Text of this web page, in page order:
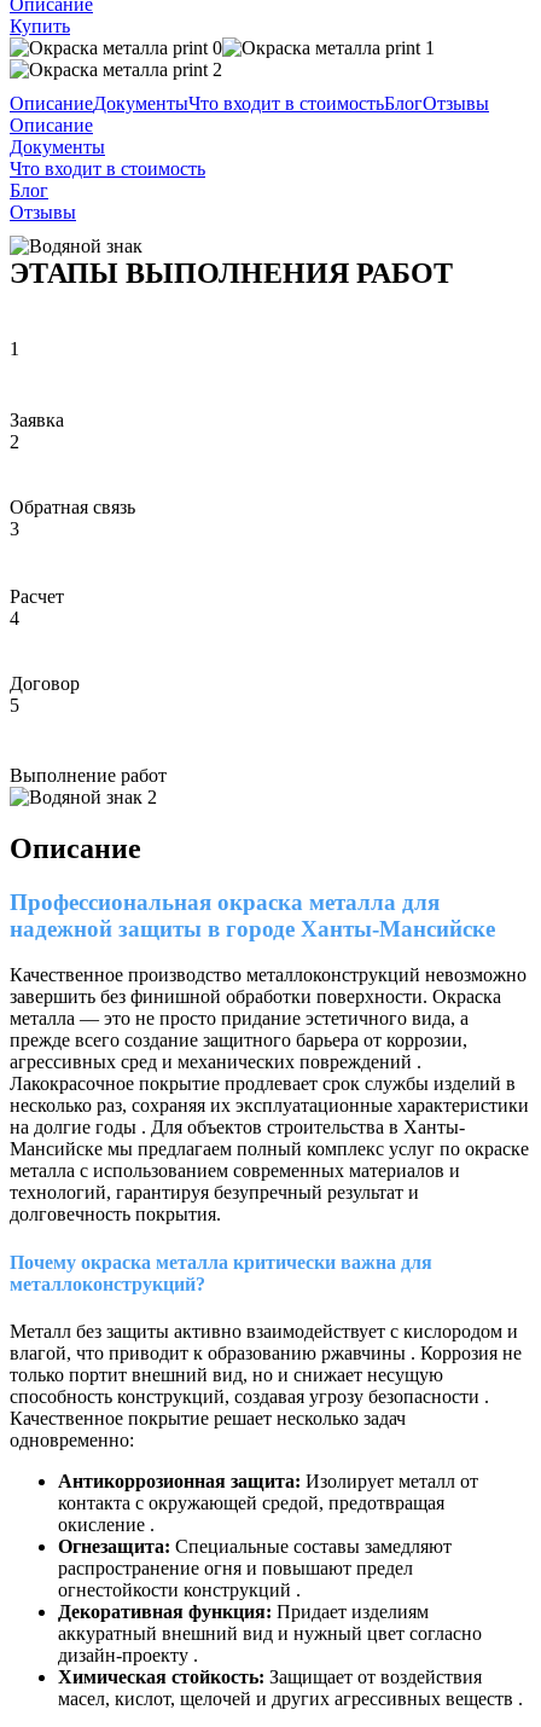
Купить
ОписаниеДокументыЧто входит в стоимостьБлогОтзывы
Описание
Документы
Что входит в стоимость
Блог
Отзывы
ЭТАПЫ ВЫПОЛНЕНИЯ РАБОТ
1
Заявка
2
Обратная связь
3
Расчет
4
Договор
5
Выполнение работ
Описание
Профессиональная окраска металла для
надежной защиты в городе Ханты-Мансийске
Качественное производство металлоконструкций невозможно
завершить без финишной обработки поверхности. Окраска
металла — это не просто придание эстетичного вида, а
прежде всего создание защитного барьера от коррозии,
агрессивных сред и механических повреждений .
Лакокрасочное покрытие продлевает срок службы изделий в
несколько раз, сохраняя их эксплуатационные характеристики
на долгие годы . Для объектов строительства в Ханты-
Мансийске мы предлагаем полный комплекс услуг по окраске
металла с использованием современных материалов и
технологий, гарантируя безупречный результат и
долговечность покрытия.
Почему окраска металла критически важна для
металлоконструкций?
Металл без защиты активно взаимодействует с кислородом и
влагой, что приводит к образованию ржавчины . Коррозия не
только портит внешний вид, но и снижает несущую
способность конструкций, создавая угрозу безопасности .
Качественное покрытие решает несколько задач
одновременно:
Антикоррозионная защита: Изолирует металл от
контакта с окружающей средой, предотвращая
окисление .
Огнезащита: Специальные составы замедляют
распространение огня и повышают предел
огнестойкости конструкций .
Декоративная функция: Придает изделиям
аккуратный внешний вид и нужный цвет согласно
дизайн-проекту .
Химическая стойкость: Защищает от воздействия
масел, кислот, щелочей и других агрессивных веществ .